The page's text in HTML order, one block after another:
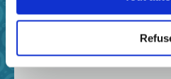
9) Règles et environnement
10) Premiers secours : notions
Parcours pratique